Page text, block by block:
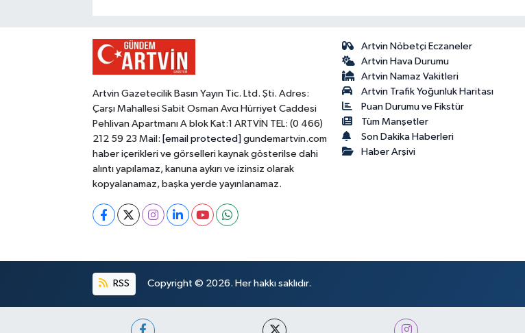
Artvin Gazetecilik Basın Yayın Tic. Ltd. Şti. Adres:
Çarşı Mahallesi Sabit Osman Avcı Hürriyet Caddesi
Pehlivan Apartmanı A blok Kat:1 ARTVİN TEL: (0 466)
212 59 23 Mail: [email protected] gundemartvin.com
haber içerikleri ve görselleri kaynak gösterilse dahi
alıntı yapılamaz, kanuna aykırı ve izinsiz olarak
kopyalanamaz, başka yerde yayınlanamaz.
Artvin Nöbetçi Eczaneler
Artvin Hava Durumu
Artvin Namaz Vakitleri
Artvin Trafik Yoğunluk Haritası
Puan Durumu ve Fikstür
Tüm Manşetler
Son Dakika Haberleri
Haber Arşivi
RSS Copyright © 2026. Her hakkı saklıdır.